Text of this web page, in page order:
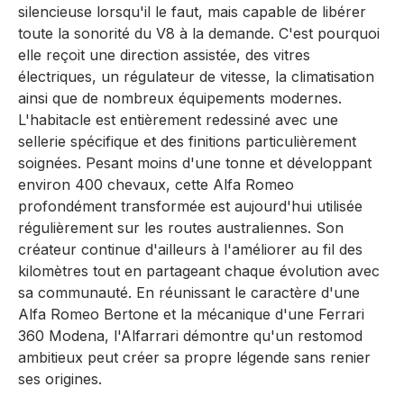
silencieuse lorsqu'il le faut, mais capable de libérer
toute la sonorité du V8 à la demande. C'est pourquoi
elle reçoit une direction assistée, des vitres
électriques, un régulateur de vitesse, la climatisation
ainsi que de nombreux équipements modernes.
L'habitacle est entièrement redessiné avec une
sellerie spécifique et des finitions particulièrement
soignées. Pesant moins d'une tonne et développant
environ 400 chevaux, cette Alfa Romeo
profondément transformée est aujourd'hui utilisée
régulièrement sur les routes australiennes. Son
créateur continue d'ailleurs à l'améliorer au fil des
kilomètres tout en partageant chaque évolution avec
sa communauté. En réunissant le caractère d'une
Alfa Romeo Bertone et la mécanique d'une Ferrari
360 Modena, l'Alfarrari démontre qu'un restomod
ambitieux peut créer sa propre légende sans renier
ses origines.